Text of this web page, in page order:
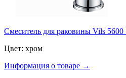
Смеситель для раковины Vils
Цвет: хром
Информация о товаре →